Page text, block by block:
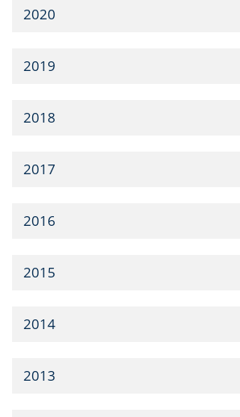
2020
2019
2018
2017
2016
2015
2014
2013